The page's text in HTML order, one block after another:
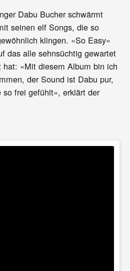
Dabu Bucher schwärmt
seinen elf Songs, die so
klingen. «So Easy»
das alle sehnsüchtig gewartet
hat: «Mit diesem Album bin ich
der Sound ist Dabu pur,
frei gefühlt», erklärt der